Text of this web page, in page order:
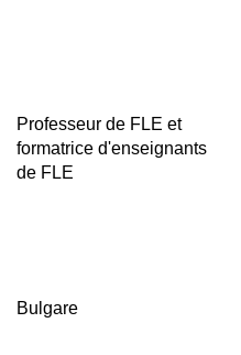
Professeur de FLE et
formatrice d'enseignants
de FLE
Bulgare